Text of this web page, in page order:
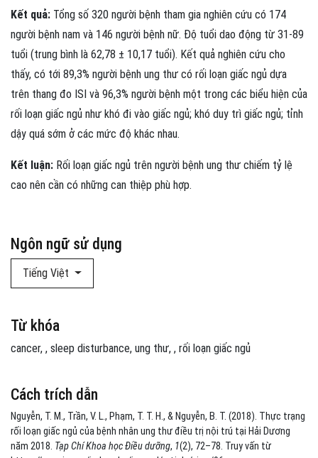
Ngôn ngữ sử dụng
Tiếng Việt
Cách trích dẫn
Nguyễn, T. M., Trần, V. L., Phạm, T. T. H., & Nguyễn, B. T. (2018). Thực trạng
rối loạn giấc ngủ của bệnh nhân ung thư điều trị nội trú tại Hải Dương
năm 2018. Tạp Chí Khoa học Điều dưỡng, 1(2), 72–78. Truy vấn từ
Kết quả: Tổng số 320 người bệnh tham gia nghiên cứu có 174
người bệnh nam và 146 người bệnh nữ. Độ tuổi dao động từ 31-89
tuổi (trung bình là 62,78 ± 10,17 tuổi). Kết quả nghiên cứu cho
thấy, có tới 89,3% người bệnh ung thư có rối loạn giấc ngủ dựa
trên thang đo ISI và 96,3% người bệnh một trong các biểu hiện của
rối loạn giấc ngủ như khó đi vào giấc ngủ; khó duy trì giấc ngủ; tỉnh
dậy quá sớm ở các mức độ khác nhau.
Kết luận: Rối loạn giấc ngủ trên người bệnh ung thư chiếm tỷ lệ
cao nên cần có những can thiệp phù hợp.
Từ khóa
cancer , sleep disturbance ung thư , rối loạn giấc ngủ